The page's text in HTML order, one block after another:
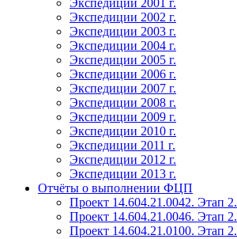
Экспедиции 2001 г.
Экспедиции 2002 г.
Экспедиции 2003 г.
Экспедиции 2004 г.
Экспедиции 2005 г.
Экспедиции 2006 г.
Экспедиции 2007 г.
Экспедиции 2008 г.
Экспедиции 2009 г.
Экспедиции 2010 г.
Экспедиции 2011 г.
Экспедиции 2012 г.
Экспедиции 2013 г.
Отчёты о выполнении ФЦП
Проект 14.604.21.0042. Этап 2.
Проект 14.604.21.0046. Этап 2.
Проект 14.604.21.0100. Этап 2.